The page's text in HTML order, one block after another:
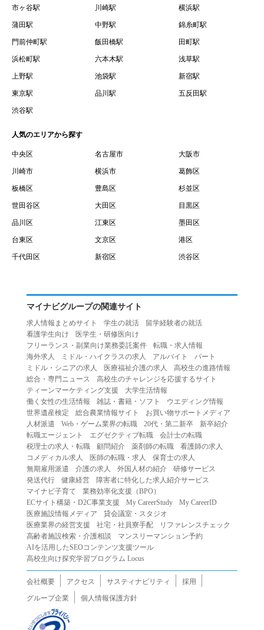
７.「本会員制度」とは、会員による本サービスの利用の促
進を目的とした会員制度を意味します。
借契約書およびオプション注文書を意味します。
９.「契約期間開始日」とは、定期建物賃貸借契約（以下
「賃貸借契約」と言います）の開始日のことで、利用者の
賃借権が発生する日を意味します。
するために、選んだ物件を保留することを意味します。
１１.「予約情報」とは、物件を予約するために必要な当社
所定の情報を意味します。物件情報や期間、オプション等
１２.「キャンセル」とは、賃貸借契約締結後から契約期間
開始日前までに、利用者が賃貸借契約を解除することを意
味します。
１３.「中途解約」とは、賃貸借契約期間の途中で、利用者
１.利用者は、本サービスを利用する上で次の各号に定める
とします。
（１）重複、虚偽の情報、または自己以外の情報を登録す
る行為
（２）第三者になりすまして本サービスを利用する行為
（３）当社または第三者の著作権等の知的財産権、プライ
バシー、その他の権利を侵害する行為
（４）当社または第三者を誹謗中傷する行為
（５）当社または第三者に不利益を与える行為
（６）営利を目的とした行為
（７）政治・選挙・宗教活動またはそれらに類する行為
（８）本サービスの運営を妨害する行為
（９）法令違反、犯罪行為、または公序良俗に反する行為
（１０）暴力的な要求行為、または法的な責任を超えた不
当な要求行為
（１１）その他当社が不適切であると判断する行為
２.当社は、前項の定めに該当する行為を行った利用者に対
の提供を停止または中断することができるものとします。
第５条（免責）
１.当社は、本サービスの利用（これらに伴う当社または第
三者の情報提供行為等を含みます）により、利用者に生じ
市ヶ谷駅 川崎駅 横浜駅
蒲田駅 中野駅 錦糸町駅
門前仲町駅 飯田橋駅 田町駅
浜松町駅 六本木駅 浅草駅
上野駅 池袋駅 新宿駅
東京駅 品川駅 五反田駅
渋谷駅
人気のエリアから探す
中央区 名古屋市 大阪市
川崎市 横浜市 葛飾区
板橋区 豊島区 杉並区
世田谷区 大田区 目黒区
品川区 江東区 墨田区
台東区 文京区 港区
千代田区 新宿区 渋谷区
マイナビグループの関連サイト
求人情報まとめサイト 学生の就活
留学経験者の就活
看護学生向け
医学生・研修医向け
フリーランス・副業向け業務委託案件
転職・求人情報
海外求人
ミドル・ハイクラスの求人 アルバイト
パート
ミドル・シニアの求人
医療福祉介護の求人
高校生の進路情報
総合・専門ニュース
高校生のチャレンジを応援するサイト
ティーンマーケティング支援
大学生活情報
働く女性の生活情報
雑誌・書籍・ソフト
ウエディング情報
世界遺産検定
総合農業情報サイト
お買い物サポートメディア
人材派遣
Web・ゲーム業界の転職 20代・第二新卒
新卒紹介
転職エージェント
エグゼクティブ転職
会計士の転職
税理士の求人・転職
顧問紹介 薬剤師の転職
看護師の求人
コメディカル求人
医師の転職・求人
保育士の求人
無期雇用派遣
介護の求人 外国人材の紹介
研修サービス
発送代行
健康経営
障害者に特化した求人紹介サービス
マイナビ子育て
業務効率化支援（BPO）
ECサイト構築・D2C事業支援
My CareerStudy
My CareerID
医療施設情報メディア
貸会議室・スタジオ
医療業界の経営支援
社宅・社員寮手配
リファレンスチェック
高齢者施設検索・介護相談
マンスリーマンション予約
AIを活用したSEOコンテンツ支援ツール
高校生向け探究学習プログラム Locus
会社概要 アクセス サスティナビリティ
採用
グループ企業
個人情報保護方針